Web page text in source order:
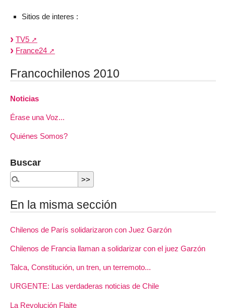
Sitios de interes :
TV5
France24
Francochilenos 2010
Noticias
Érase una Voz...
Quiénes Somos?
Buscar
En la misma sección
Chilenos de París solidarizaron con Juez Garzón
Chilenos de Francia llaman a solidarizar con el juez Garzón
Talca, Constitución, un tren, un terremoto...
URGENTE: Las verdaderas noticias de Chile
La Revolución Flaite